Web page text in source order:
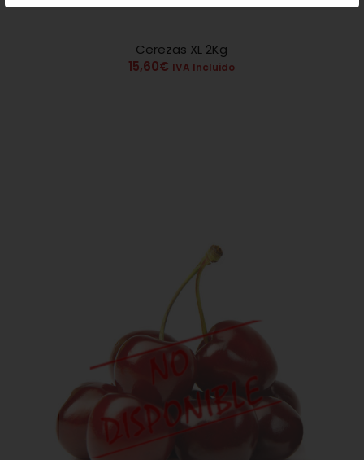
4.80
Cerezas XL 2Kg
15,60€ IVA Incluido